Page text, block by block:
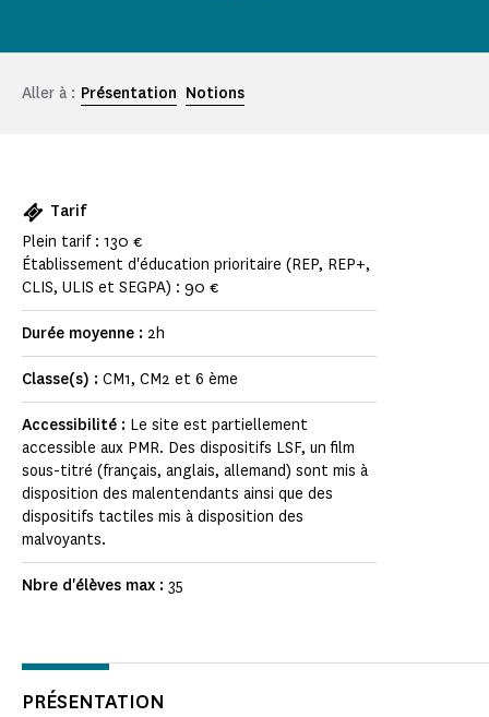
Aller à : Présentation Notions
Tarif
Plein tarif : 130 €
Établissement d'éducation prioritaire (REP, REP+,
CLIS, ULIS et SEGPA) : 90 €
Durée moyenne : 2h
Classe(s) : CM1, CM2 et 6 ème
Accessibilité : Le site est partiellement
accessible aux PMR. Des dispositifs LSF, un film
sous-titré (français, anglais, allemand) sont mis à
disposition des malentendants ainsi que des
dispositifs tactiles mis à disposition des
malvoyants.
Nbre d'élèves max : 35
PRÉSENTATION